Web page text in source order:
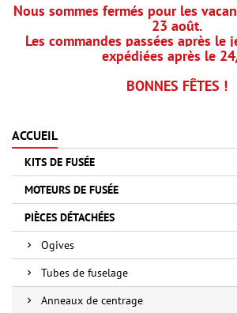
Nous sommes fermés pour les
23 août.
Les commandes passées après
expédiées après le
BONNES FÊTES !
ACCUEIL
KITS DE FUSÉE
MOTEURS DE FUSÉE
PIÈCES DÉTACHÉES
Ogives
Tubes de fuselage
Anneaux de centrage